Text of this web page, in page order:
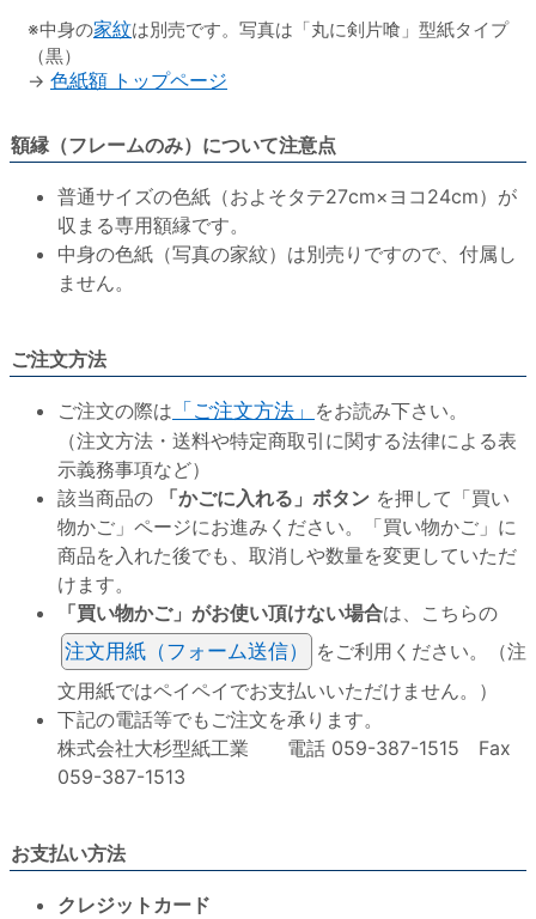
※中身の家紋は別売です。写真は「丸に剣片喰」型紙タイプ
（黒）
→ 色紙額 トップページ
額縁（フレームのみ）について注意点
普通サイズの色紙（およそタテ27cm×ヨコ24cm）が
収まる専用額縁です。
中身の色紙（写真の家紋）は別売りですので、付属し
ません。
ご注文方法
ご注文の際は 「ご注文方法」 をお読み下さい。
（注文方法・送料や特定商取引に関する法律による表
示義務事項など）
該当商品の
「かごに入れる」ボタン を押して「買い
物かご」ページにお進みください。「買い物かご」に
商品を入れた後でも、取消しや数量を変更していただ
けます。
「買い物かご」がお使い頂けない場合は、こちらの
注文用紙（フォーム送信）
をご利用ください。（注
文用紙ではペイペイでお支払いいただけません。）
下記の電話等でもご注文を承ります。
株式会社大杉型紙工業 電話 059-387-1515 Fax
059-387-1513
お支払い方法
クレジットカード